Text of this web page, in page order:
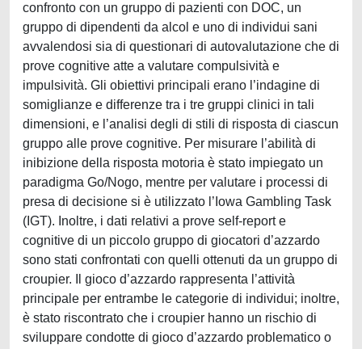
confronto con un gruppo di pazienti con DOC, un
gruppo di dipendenti da alcol e uno di individui sani
avvalendosi sia di questionari di autovalutazione che di
prove cognitive atte a valutare compulsività e
impulsività. Gli obiettivi principali erano l’indagine di
somiglianze e differenze tra i tre gruppi clinici in tali
dimensioni, e l’analisi degli di stili di risposta di ciascun
gruppo alle prove cognitive. Per misurare l’abilità di
inibizione della risposta motoria è stato impiegato un
paradigma Go/Nogo, mentre per valutare i processi di
presa di decisione si è utilizzato l’Iowa Gambling Task
(IGT). Inoltre, i dati relativi a prove self-report e
cognitive di un piccolo gruppo di giocatori d’azzardo
sono stati confrontati con quelli ottenuti da un gruppo di
croupier. Il gioco d’azzardo rappresenta l’attività
principale per entrambe le categorie di individui; inoltre,
è stato riscontrato che i croupier hanno un rischio di
sviluppare condotte di gioco d’azzardo problematico o